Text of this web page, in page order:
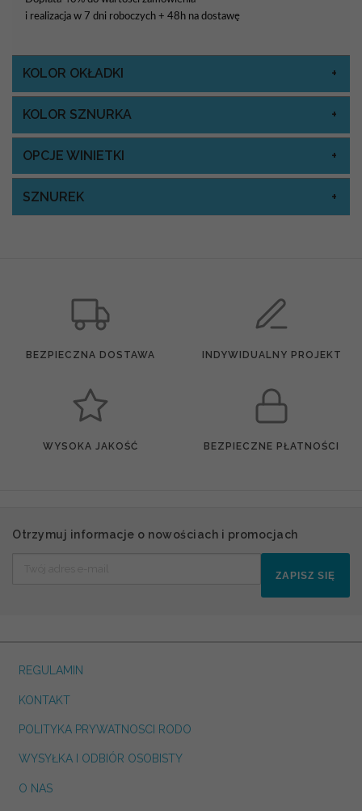
i realizacja w 7 dni roboczych + 48h na dostawę
KOLOR OKŁADKI
KOLOR SZNURKA
OPCJE WINIETKI
SZNUREK
BEZPIECZNA DOSTAWA INDYWIDUALNY PROJEKT
WYSOKA JAKOŚĆ BEZPIECZNE PŁATNOŚCI
Otrzymuj informacje o nowościach i promocjach
ZAPISZ SIĘ
REGULAMIN
KONTAKT
POLITYKA PRYWATNOSCI RODO
WYSYŁKA I ODBIÓR OSOBISTY
O NAS